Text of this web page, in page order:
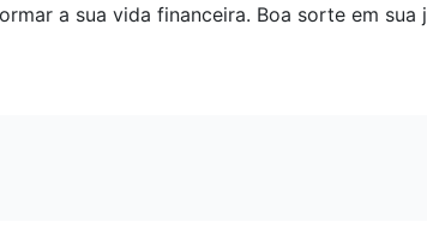
a sua vida financeira. Boa sorte em